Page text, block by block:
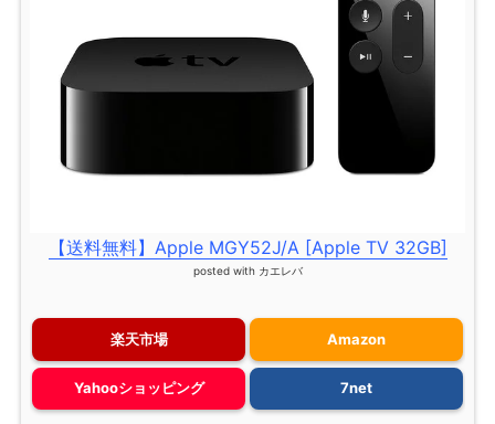
【送料無料】Apple MGY52J/A [Apple TV 32GB]
posted with カエレバ
楽天市場 Amazon
Yahooショッピング 7net